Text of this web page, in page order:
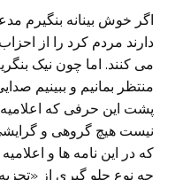
اگر خوش بینانه بنگیرم
دارند مردم کرد را از
می کنند. اما چون نیک
منتظر بمانیم و ببینیم
پشت این حرفی که اعلامیه
نیست هیچ گروهی و
که در این نامه ها و
چه نوع جلو گیری از